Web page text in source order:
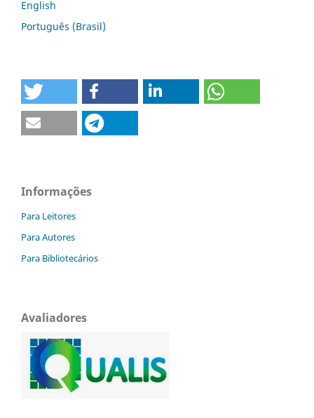
English
Português (Brasil)
Informações
Para Leitores
Para Autores
Para Bibliotecários
Avaliadores